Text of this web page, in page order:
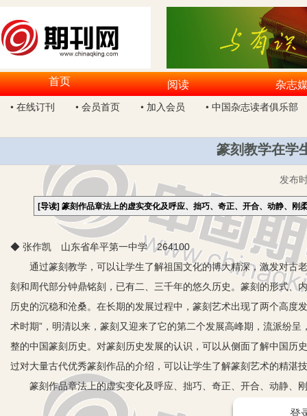
首页 阅读 杂志
• 在线订刊 • 会员首页 • 加入会员 • 中国杂志读者俱乐部
篆刻教学在学
发布
[导读]篆刻作品章法上的虚实变化及呼应、拙巧、奇正、开合、动静、
◆ 张作凯 山东省牟平第一中学 264100
通过篆刻教学，可以让学生了解祖国文化的博大精深，激发对古
刻和周代部分钟鼎铭刻，已有二、三千年的悠久历史。篆刻的形式、
历史的沉稳和沧桑。在长期的发展过程中，篆刻艺术出现了两个高度
术时期”，明清以来，篆刻又迎来了它的第二个发展高峰期，流派纷
整的中国篆刻历史。对篆刻历史发展的认识，可以从侧面了解中国历
过对大量古代优秀篆刻作品的介绍，可以让学生了解篆刻艺术的精湛
篆刻作品章法上的虚实变化及呼应、拙巧、奇正、开合、动静、
条，加上篆刻作品所特有的刀法的美和不同印材所体现的材质美、